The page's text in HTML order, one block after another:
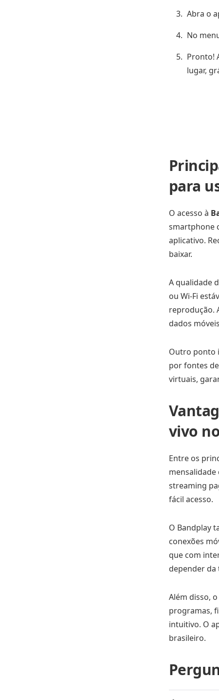
Abra o
No
Pronto!
lugar,
para
O acesso à
smartphone
aplicativo.
baixar.
A qualidade
ou Wi-Fi
reprodução.
dados
Outro ponto
por fontes
virtuais,
vivo
Entre os
mensalidade
streaming
fácil acesso.
O Bandplay
conexões
que com
depender da
Além disso,
programas,
intuitivo. O
brasileiro.